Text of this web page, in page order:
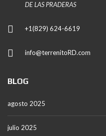
DE LAS PRADERAS
+1(829) 624-6619
info@terrenitoRD.com
BLOG
agosto 2025
julio 2025